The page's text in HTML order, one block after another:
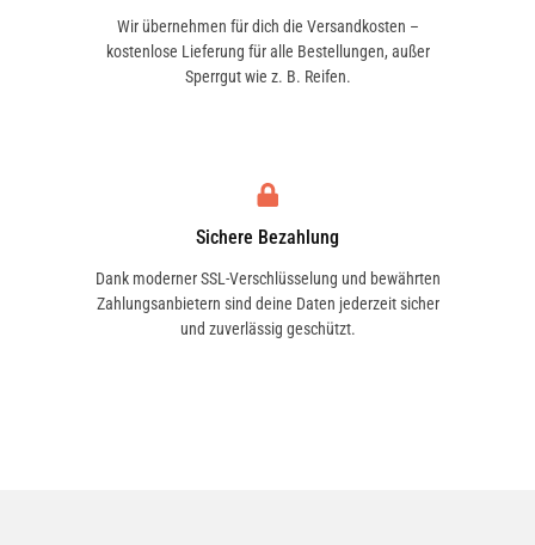
Wir übernehmen für dich die Versandkosten –
kostenlose Lieferung für alle Bestellungen, außer
Sperrgut wie z. B. Reifen.
Sichere Bezahlung
Dank moderner SSL-Verschlüsselung und bewährten
Zahlungsanbietern sind deine Daten jederzeit sicher
und zuverlässig geschützt.